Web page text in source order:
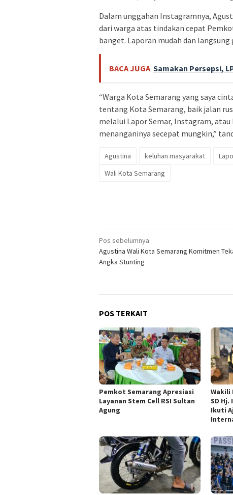
Dalam unggahan Instagramnya,
dari warga atas tindakan cepat
banget. Laporan mudah dan langsung
BACA JUGA Samakan Persepsi,
“Warga Kota Semarang yang saya
tentang Kota Semarang, baik jalan
melalui Lapor Semar, Instagram,
menanganinya secepat mungkin,”
Agustina keluhan masyarakat
Wali Kota Semarang
Navigasi
pos
Pos sebelumnya
Agustina Wali Kota Semarang Komitmen
Angka Stunting
POS TERKAIT
Pemkot Semarang Apresiasi
Layanan Stem Cell RSI Sultan
Agung
Wakili
SD
Ikuti